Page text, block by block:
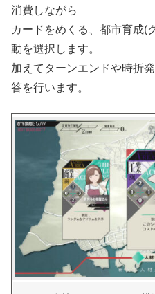
消費しながら
カードをめくる、都市育成(
動を選択します。
加えてターンエンドや時折
答を行います。